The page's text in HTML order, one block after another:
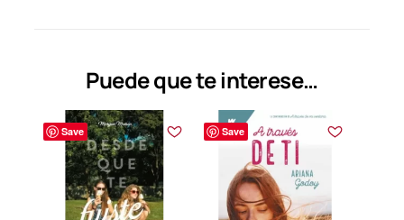
Puede que te interese…
Save Save